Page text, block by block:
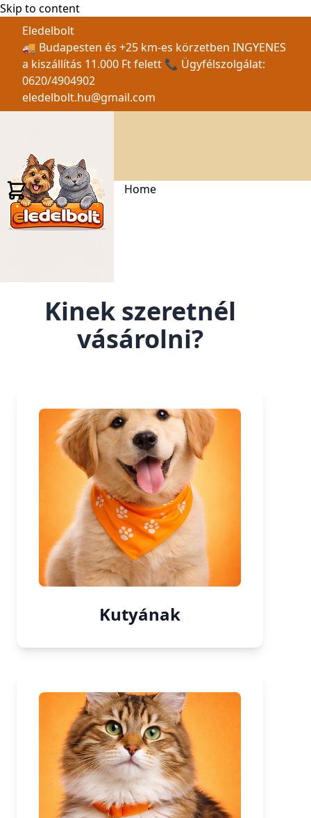
Skip to content
Eledelbolt
🚚 Budapesten és +25 km-es körzetben INGYENES
a kiszállítás 11.000 Ft felett 📞 Ügyfélszolgálat:
0620/4904902
eledelbolt.hu@gmail.com
Home
Kinek szeretnél
vásárolni?
Kutyának